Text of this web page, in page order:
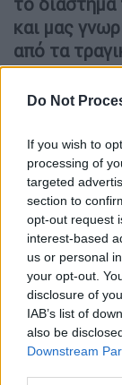
Do Not
If you wish to
processing of
targeted
section to
opt-out request
interest-based
us or personal
your opt-out.
disclosure of
IAB’s list of
also be
Downstream
και μας
από τα
Κεντρικό
Ναπολέων
λαϊκού
εξορίες
περίοδο
εκτελούσε
Διοικητή
Μπροστά
δράμα της
Κατοχικά
μάρτυρα